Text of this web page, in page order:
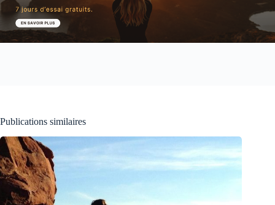
Publications similaires